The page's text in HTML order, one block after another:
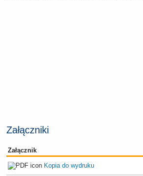
Załączniki
Załącznik
Kopia do wydruku